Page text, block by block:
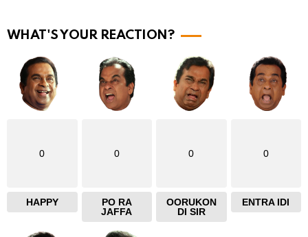
e
WHAT'S YOUR REACTION?
0
HAPPY
0
PO RA
JAFFA
0
OORUKON
DI SIR
0
ENTRA IDI